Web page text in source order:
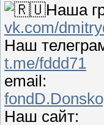
Наша
vk.com/
Наш
t.me/fddd71
email:
Наш сайт: